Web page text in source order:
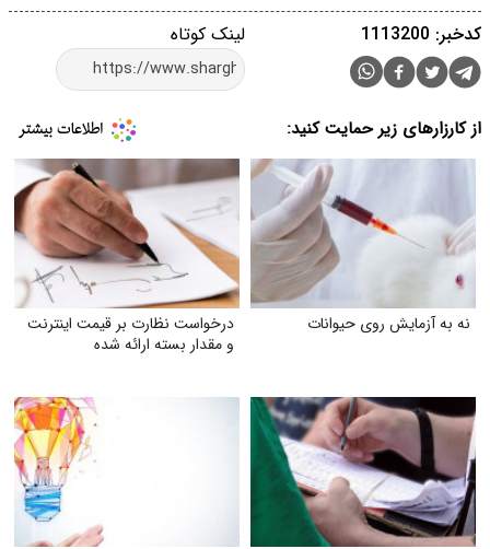
لینک کوتاه کدخبر: 1113200
از کارزارهای زیر حمایت کنید:
نه به آزمایش روی حیوانات
درخواست نظارت بر قیمت اینترنت
و مقدار بسته ارائه شده